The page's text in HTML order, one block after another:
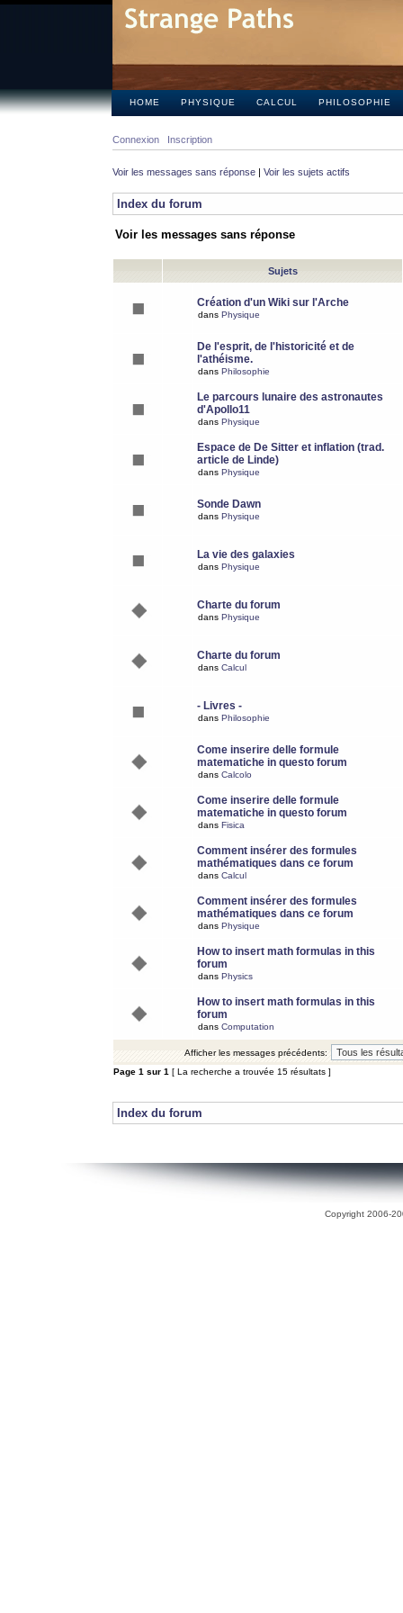
HOME PHYSIQUE CALCUL PHILOSOPHIE
Connexion Inscription
Voir les messages sans réponse | Voir les sujets actifs
Index du forum
Voir les messages sans réponse
Sujets
Création d'un Wiki sur l'Arche
dans Physique
De l'esprit, de l'historicité et de
l'athéisme.
dans Philosophie
Le parcours lunaire des astronautes
d'Apollo11
dans Physique
Espace de De Sitter et inflation (trad.
article de Linde)
dans Physique
Sonde Dawn
dans Physique
La vie des galaxies
dans Physique
Charte du forum
dans Physique
Charte du forum
dans Calcul
- Livres -
dans Philosophie
Come inserire delle formule
matematiche in questo forum
dans Calcolo
Come inserire delle formule
matematiche in questo forum
dans Fisica
Comment insérer des formules
mathématiques dans ce forum
dans Calcul
Comment insérer des formules
mathématiques dans ce forum
dans Physique
How to insert math formulas in this
forum
dans Physics
How to insert math formulas in this
forum
dans Computation
Afficher les messages précédents:
Page 1 sur 1 [ La recherche a trouvée 15 résultats ]
Index du forum
Copyright 2006-